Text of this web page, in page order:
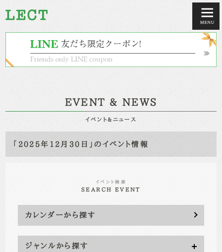
EVENT & NEWS
イベント&ニュース
「2025年12月30日」のイベント情報
イベント検索
SEARCH EVENT
カレンダーから探す
ジャンルから探す